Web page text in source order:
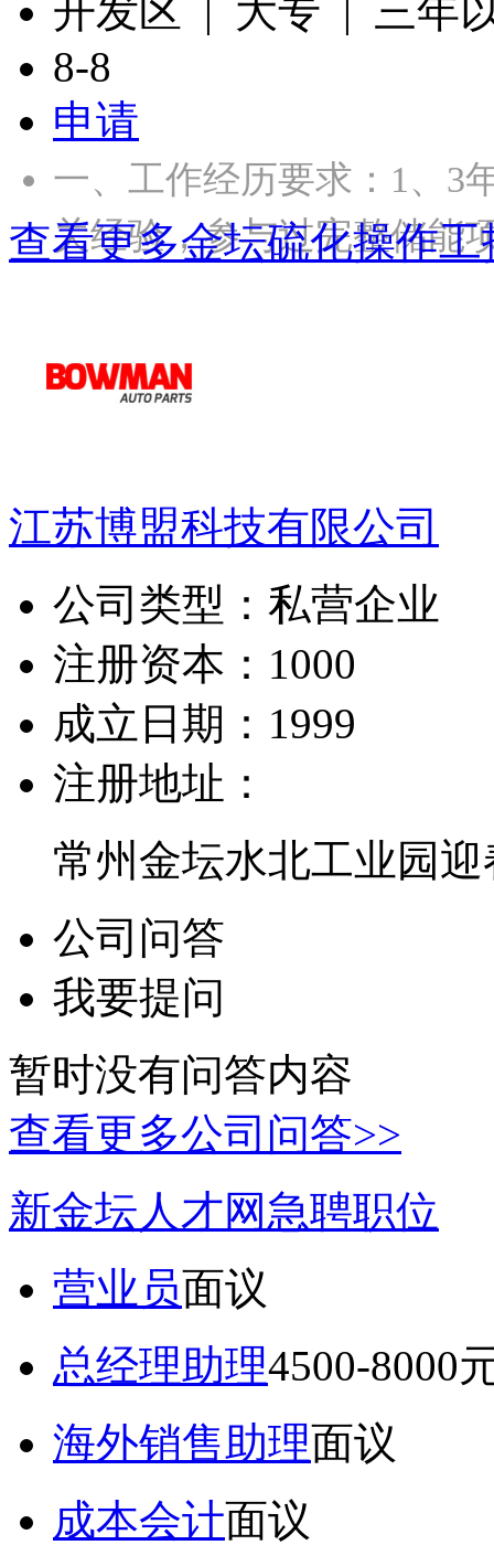
开发区 | 大专 | 三年
8-8
申请
一、工作经历要求：1、3
关经验，参与过完整储
查看更多金坛硫化操作
江苏博盟科技有限公司
公司类型： 私营企业
注册资本： 1000
成立日期： 1999
注册地址：
常州金坛水北工业园迎
公司问答
我要提问
暂时没有问答内容
查看更多公司问答>>
新金坛人才网急聘职位
营业员面议
总经理助理4500-8000
海外销售助理面议
成本会计面议